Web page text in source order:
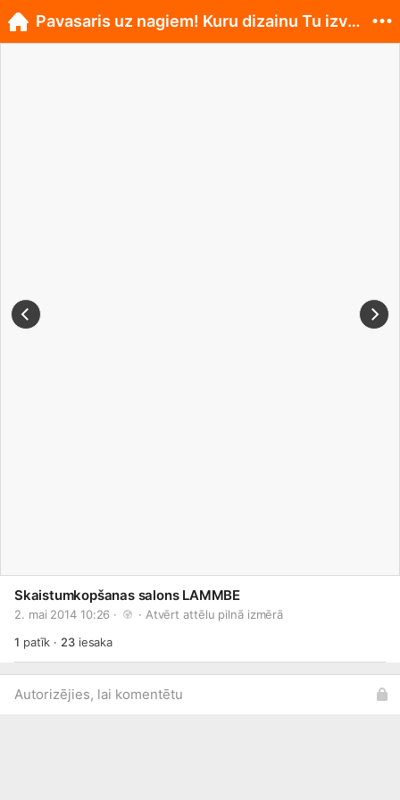
Skaistumkopšanas salons LAMMBE
2. mai 2014 10:26 · · Atvērt attēlu pilnā izmērā
1 patīk · 23iesaka
Autorizējies, lai komentētu
Pavasaris uz nagiem! Kuru dizainu Tu izvēlies?